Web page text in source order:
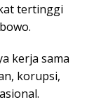
tertinggi
kerja sama
korupsi,